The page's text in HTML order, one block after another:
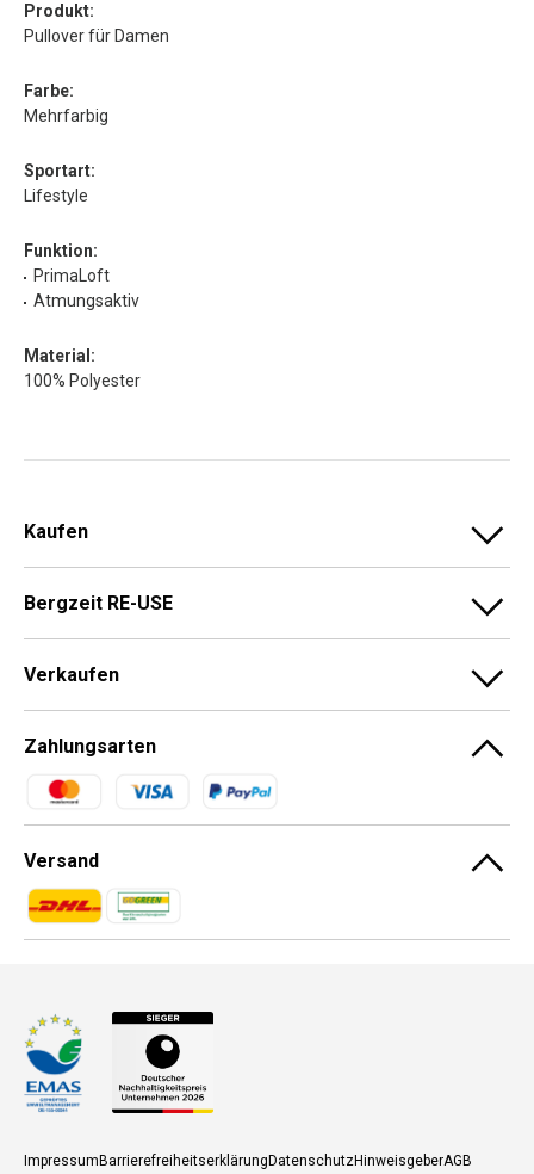
Produkt:
Pullover für Damen
Farbe:
Mehrfarbig
Sportart:
Lifestyle
Funktion:
PrimaLoft
Atmungsaktiv
Material:
100% Polyester
Kaufen
Bergzeit RE-USE
Verkaufen
Zahlungsarten
Zahlungsmethoden
Versand
Zahlungsmethoden
Zahlungsmethoden
ImpressumBarrierefreiheitserklärungDatenschutzHinweisgeberAGB